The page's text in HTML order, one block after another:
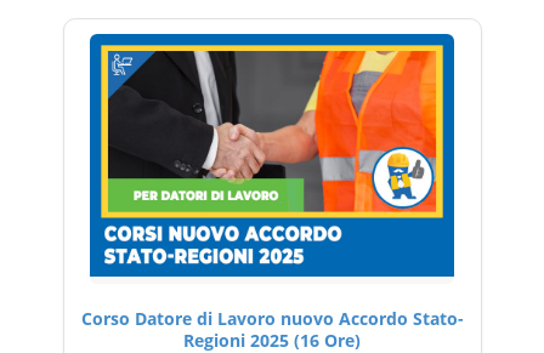
Corso Datore di Lavoro nuovo Accordo Stato-
Regioni 2025 (16 Ore)